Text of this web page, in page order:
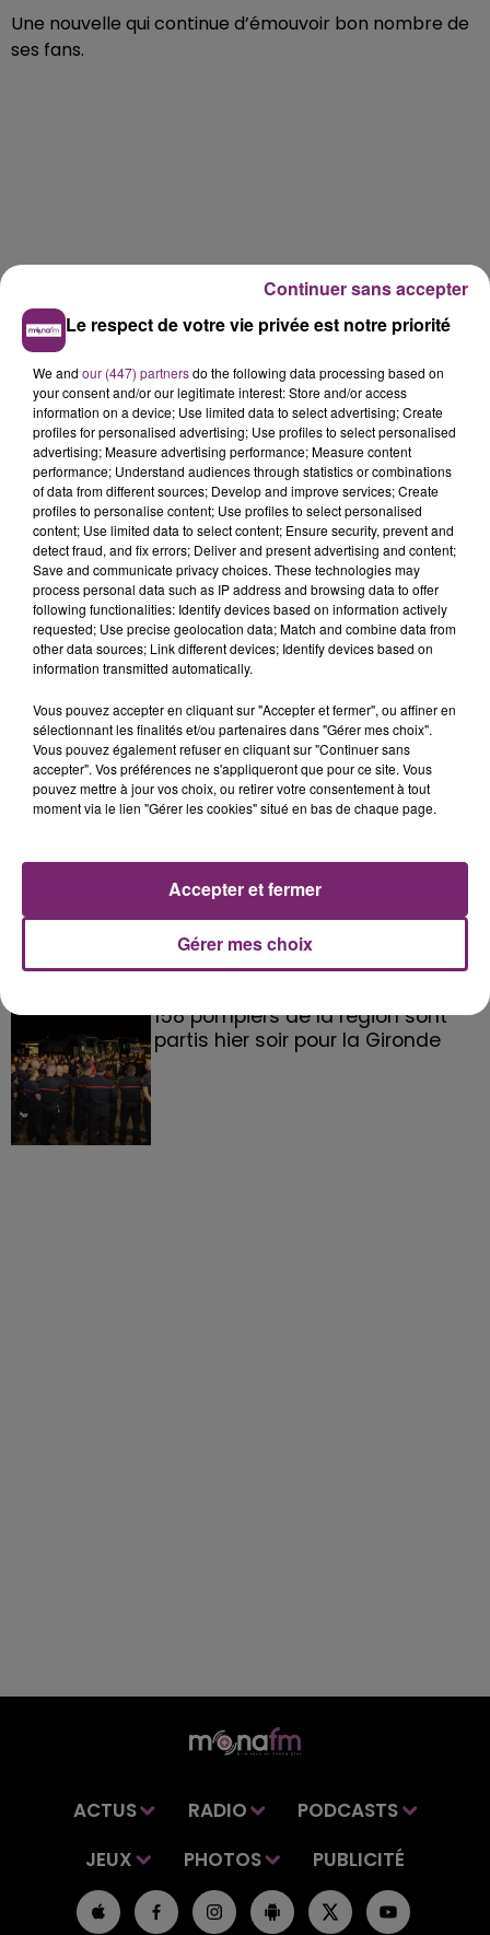
Une nouvelle qui continue d’émouvoir bon nombre de
ses fans.
La Bulle - Guinguette éphémère
de Frelinghien !
éclipse solaire du 12 Août 2026
158 pompiers de la région sont
partis hier soir pour la Gironde
ACTUS RADIO
PODCASTS
JEUX
PHOTOS PUBLICITÉ
Le respect de votre vie privée est notre priorité
We and our (447) partnersdo the following data processing based on
your consent and/or our legitimate interest: Store and/or access
information on a device; Use limited data to select advertising; Create
profiles for personalised advertising; Use profiles to select personalised
advertising; Measure advertising performance; Measure content
performance; Understand audiences through statistics or combinations
of data from different sources; Develop and improve services; Create
profiles to personalise content; Use profiles to select personalised
content; Use limited data to select content; Ensure security, prevent and
detect fraud, and fix errors; Deliver and present advertising and content;
Save and communicate privacy choices. These technologies may
process personal data such as IP address and browsing data to offer
following functionalities: Identify devices based on information actively
requested; Use precise geolocation data; Match and combine data from
other data sources; Link different devices; Identify devices based on
information transmitted automatically.
Vous pouvez accepter en cliquant sur "Accepter et fermer", ou affiner en
sélectionnant les finalités et/ou partenaires dans "Gérer mes choix".
Vous pouvez également refuser en cliquant sur "Continuer sans
accepter". Vos préférences ne s'appliqueront que pour ce site. Vous
pouvez mettre à jour vos choix, ou retirer votre consentement à tout
moment via le lien "Gérer les cookies" situé en bas de chaque page.
Gérer mes choix
Accepter et fermer
Continuer sans accepter